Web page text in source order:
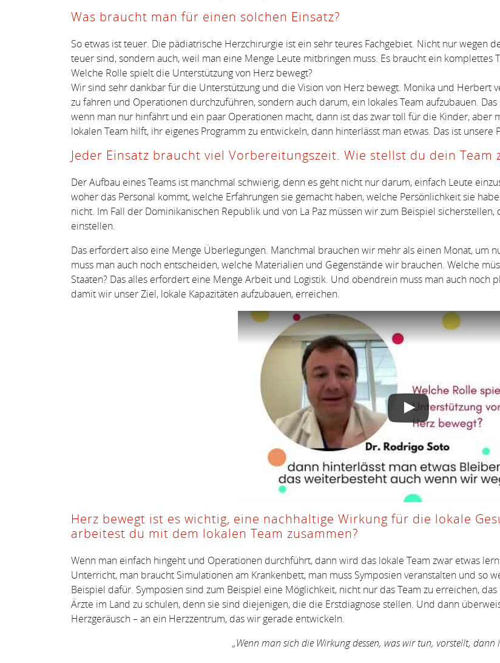
Was braucht man für einen solchen Einsatz?
So etwas ist teuer. Die pädiatrische Herzchirurgie ist ein sehr teures Fachgebiet. Nicht nur wegen
teuer sind, sondern auch, weil man eine Menge Leute mitbringen muss. Es braucht ein komplettes
Welche Rolle spielt die Unterstützung von Herz bewegt?
Wir sind sehr dankbar für die Unterstützung und die Vision von Herz bewegt. Monika und Herbert
zu fahren und Operationen durchzuführen, sondern auch darum, ein lokales Team aufzubauen.
wenn man nur hinfährt und ein paar Operationen macht, dann ist das zwar toll für die Kinder, aber
lokalen Team hilft, ihr eigenes Programm zu entwickeln, dann hinterlässt man etwas. Das ist unsere
Jeder Einsatz braucht viel Vorbereitungszeit. Wie stellst du dein Team
Der Aufbau eines Teams ist manchmal schwierig, denn es geht nicht nur darum, einfach Leute
woher das Personal kommt, welche Erfahrungen sie gemacht haben, welche Persönlichkeit sie
nicht. Im Fall der Dominikanischen Republik und von La Paz müssen wir zum Beispiel
einstellen.
Das erfordert also eine Menge Überlegungen. Manchmal brauchen wir mehr als einen Monat, um
muss man auch noch entscheiden, welche Materialien und Gegenstände wir brauchen. Welche
Staaten? Das alles erfordert eine Menge Arbeit und Logistik. Und obendrein muss man auch noch
damit wir unser Ziel, lokale Kapazitäten aufzubauen, erreichen.
Herz bewegt ist es wichtig, eine nachhaltige Wirkung für die lokale
arbeitest du mit dem lokalen Team zusammen?
Wenn man einfach hingeht und Operationen durchführt, dann wird das lokale Team zwar etwas
Unterricht, man braucht Simulationen am Krankenbett, man muss Symposien veranstalten und so
Beispiel dafür. Symposien sind zum Beispiel eine Möglichkeit, nicht nur das Team zu erreichen,
Ärzte im Land zu schulen, denn sie sind diejenigen, die die Erstdiagnose stellen. Und dann
Herzgeräusch – an ein Herzzentrum, das wir gerade entwickeln.
„Wenn man sich die Wirkung dessen, was wir tun, vorstellt, dann